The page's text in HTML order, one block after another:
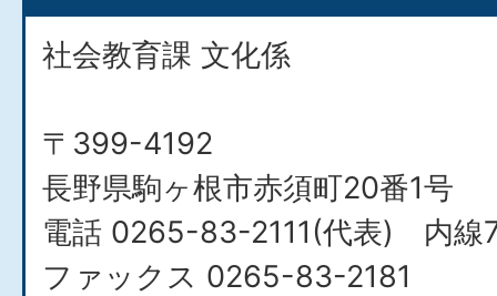
社会教育課 文化係
〒399-4192
長野県駒ヶ根市赤須町20番1号
電話 0265-83-2111(代表) 内線
ファックス 0265-83-2181